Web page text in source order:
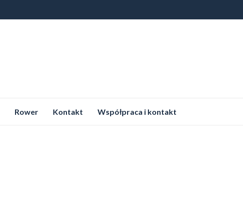
Rower Kontakt Współpraca i kontakt